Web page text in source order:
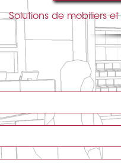
Solutions de mobiliers et